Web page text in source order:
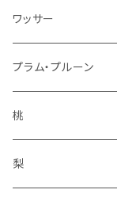
シナノゴールド
ぐんま名月
王林
サンふじ
アルコール
冷凍フルーツ
コンポート
ワッサー
プラム・プルーン
桃
梨